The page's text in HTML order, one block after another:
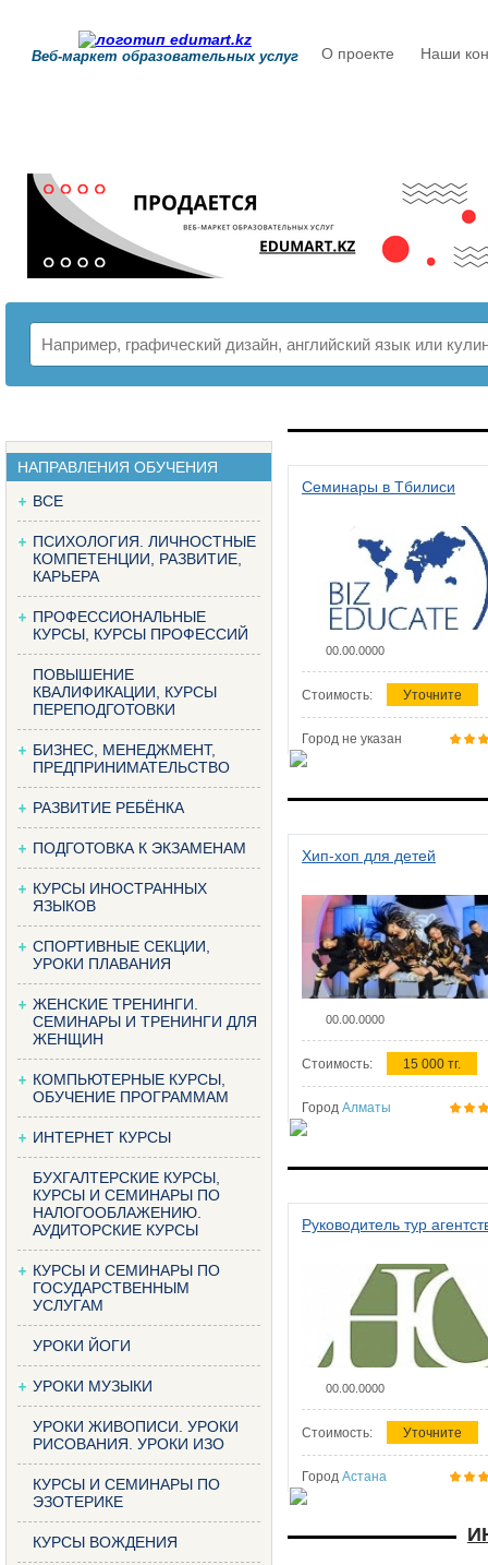
Веб-маркет образовательных услуг О проекте Наши
НАПРАВЛЕНИЯ ОБУЧЕНИЯ
ВСЕ
ПСИХОЛОГИЯ. ЛИЧНОСТНЫЕ
КОМПЕТЕНЦИИ, РАЗВИТИЕ,
КАРЬЕРА
ПРОФЕССИОНАЛЬНЫЕ
КУРСЫ, КУРСЫ ПРОФЕССИЙ
ПОВЫШЕНИЕ
КВАЛИФИКАЦИИ, КУРСЫ
ПЕРЕПОДГОТОВКИ
БИЗНЕС, МЕНЕДЖМЕНТ,
ПРЕДПРИНИМАТЕЛЬСТВО
РАЗВИТИЕ РЕБЁНКА
ПОДГОТОВКА К ЭКЗАМЕНАМ
КУРСЫ ИНОСТРАННЫХ
ЯЗЫКОВ
СПОРТИВНЫЕ СЕКЦИИ,
УРОКИ ПЛАВАНИЯ
ЖЕНСКИЕ ТРЕНИНГИ.
СЕМИНАРЫ И ТРЕНИНГИ ДЛЯ
ЖЕНЩИН
КОМПЬЮТЕРНЫЕ КУРСЫ,
ОБУЧЕНИЕ ПРОГРАММАМ
ИНТЕРНЕТ КУРСЫ
БУХГАЛТЕРСКИЕ КУРСЫ,
КУРСЫ И СЕМИНАРЫ ПО
НАЛОГООБЛАЖЕНИЮ.
АУДИТОРСКИЕ КУРСЫ
КУРСЫ И СЕМИНАРЫ ПО
ГОСУДАРСТВЕННЫМ
УСЛУГАМ
УРОКИ ЙОГИ
УРОКИ МУЗЫКИ
УРОКИ ЖИВОПИСИ. УРОКИ
РИСОВАНИЯ. УРОКИ ИЗО
КУРСЫ И СЕМИНАРЫ ПО
ЭЗОТЕРИКЕ
КУРСЫ ВОЖДЕНИЯ
Семинары в Тбилиси
00.00.0000
Стоимость: Уточните
Город не указан
Хип-хоп для детей
00.00.0000
Стоимость: 15 000 тг.
Город Алматы
Руководитель тур
00.00.0000
Стоимость: Уточните
Город Астана